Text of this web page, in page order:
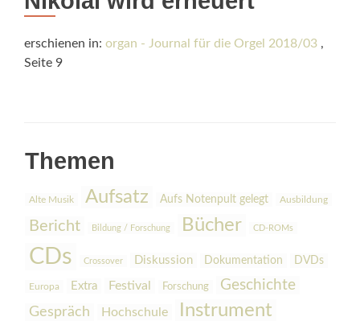
erschienen in: organ - Journal für die Orgel 2018/03 ,
Seite 9
Themen
Alte Musik Aufsatz Aufs Notenpult gelegt Ausbildung
Bericht Bildung / Forschung Bücher CD-ROMs
CDs Crossover Diskussion Dokumentation DVDs
Europa Extra Festival Forschung Geschichte
Gespräch Hochschule Instrument